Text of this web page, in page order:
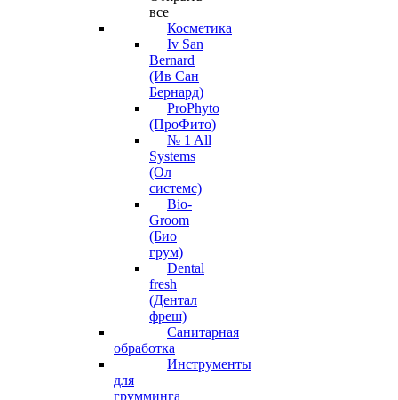
все
Косметика
Iv San
Bernard
(Ив Сан
Бернард)
ProPhyto
(ПроФито)
№ 1 All
Systems
(Ол
системс)
Bio-
Groom
(Био
грум)
Dental
fresh
(Дентал
фреш)
Санитарная
обработка
Инструменты
для
грумминга